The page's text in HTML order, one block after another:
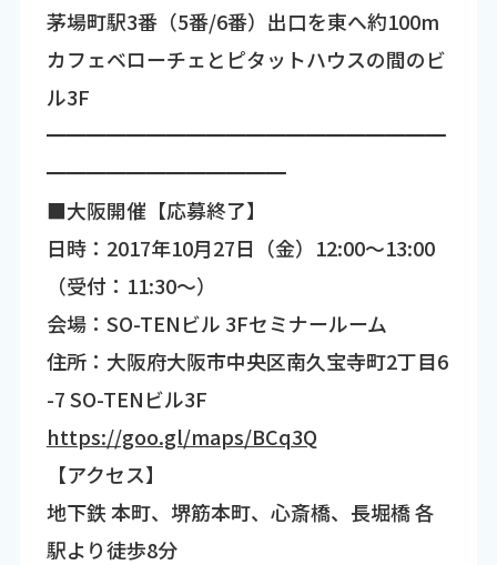
茅場町駅3番（5番/6番）出口を東へ約100m
カフェベローチェとピタットハウスの間のビ
ル3F
━━━━━━━━━━━━━━━━━━━━
━━━━━━━━━━━━
■大阪開催【応募終了】
日時：2017年10月27日（金）12:00～13:00
（受付：11:30～）
会場：SO-TENビル 3Fセミナールーム
住所：大阪府大阪市中央区南久宝寺町2丁目6
-7 SO-TENビル3F
https://goo.gl/maps/BCq3Q
【アクセス】
地下鉄 本町、堺筋本町、心斎橋、長堀橋 各
駅より徒歩8分